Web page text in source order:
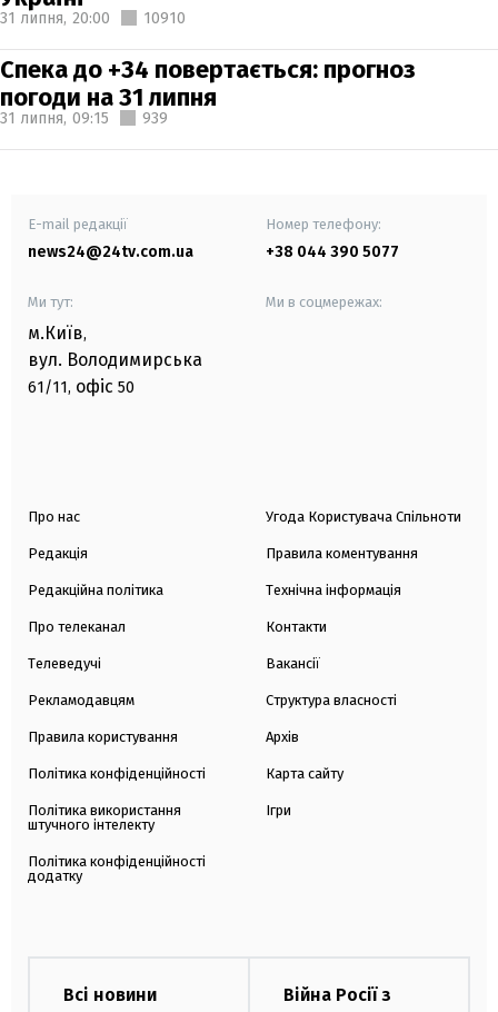
31 липня, 20:00 10910
Спека до +34 повертається: прогноз
погоди на 31 липня
31 липня, 09:15 939
E-mail редакції
news24@24tv.com.ua
Номер телефону:
+38 044 390 5077
Ми тут:
м.Київ,
вул. Володимирська
61/11, офіс 50
Ми в соцмережах:
Про нас
Редакція
Редакційна політика
Про телеканал
Телеведучі
Рекламодавцям
Правила користування
Політика конфіденційності
Політика використання
штучного інтелекту
Політика конфіденційності
додатку
Угода Користувача Спільноти
Правила коментування
Технічна інформація
Контакти
Вакансії
Структура власності
Архів
Карта сайту
Ігри
Всі новини
Війна Росії з